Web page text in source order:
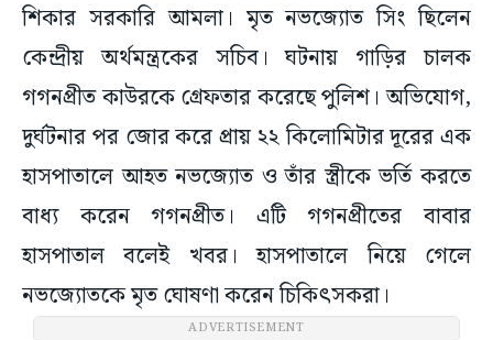
শিকার সরকারি আমলা। মৃত নভজ্যোত সিং ছিলেন
কেন্দ্রীয় অর্থমন্ত্রকের সচিব। ঘটনায় গাড়ির চালক
গগনপ্রীত কাউরকে গ্রেফতার করেছে পুলিশ। অভিযোগ,
দুর্ঘটনার পর জোর করে প্রায় ২২ কিলোমিটার দূরের এক
হাসপাতালে আহত নভজ্যোত ও তাঁর স্ত্রীকে ভর্তি করতে
বাধ্য করেন গগনপ্রীত। এটি গগনপ্রীতের বাবার
হাসপাতাল বলেই খবর। হাসপাতালে নিয়ে গেলে
নভজ্যোতকে মৃত ঘোষণা করেন চিকিৎসকরা।
ADVERTISEMENT